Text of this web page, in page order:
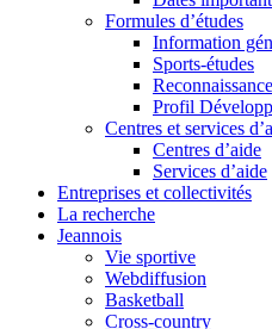
Formules d’études
Information
Sports-études
Profil
Centres et services
Centres d’aide
Services d’aide
Entreprises et collectivités
La recherche
Jeannois
Vie sportive
Webdiffusion
Basketball
Cross-country